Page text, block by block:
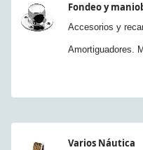
Fondeo y
Accesorios y
Amortiguadores.
Varios Náutica